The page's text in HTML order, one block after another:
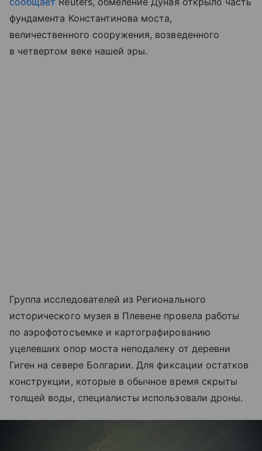
фундамента Константинова моста,
величественного сооружения, возведенного
в четвертом веке нашей эры.
Группа исследователей из Регионального
исторического музея в Плевене провела работы
по аэрофотосъемке и картографированию
уцелевших опор моста неподалеку от деревни
Гиген на севере Болгарии. Для фиксации остатков
конструкции, которые в обычное время скрыты
толщей воды, специалисты использовали дроны.